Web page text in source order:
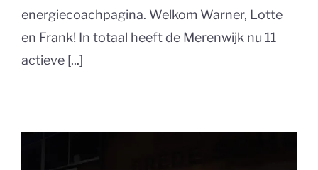
energiecoachpagina. Welkom Warner, Lotte
en Frank! In totaal heeft de Merenwijk nu 11
actieve [...]